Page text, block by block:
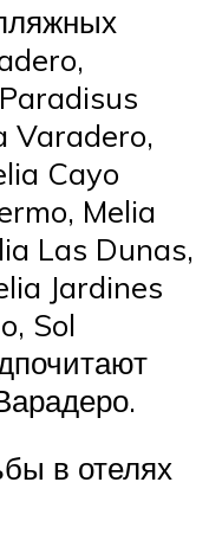
Varadero,
Cayo
Melia
Las Dunas,
Jardines
Sol
в отелях